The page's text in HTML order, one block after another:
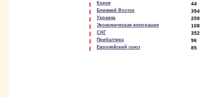
Корея 44
Ближний Восток 394
Украина 259
Экономическая интеграция 108
СНГ 352
Прибалтика 96
Европейский союз 85